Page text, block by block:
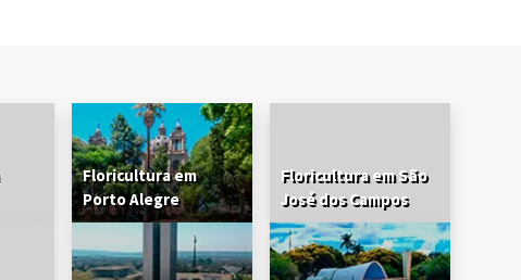
Floricultura em
Porto Alegre
Floricultura em São
José dos Campos